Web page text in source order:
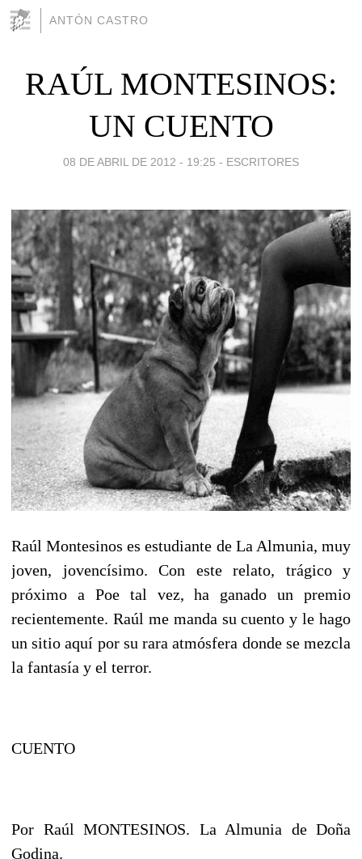
ANTÓN CASTRO
RAÚL MONTESINOS:
UN CUENTO
08 DE ABRIL DE 2012 - 19:25 - ESCRITORES
Raúl Montesinos es estudiante de La Almunia, muy
joven, jovencísimo. Con este relato, trágico y
próximo a Poe tal vez, ha ganado un premio
recientemente. Raúl me manda su cuento y le hago
un sitio aquí por su rara atmósfera donde se mezcla
la fantasía y el terror.
CUENTO
Por Raúl MONTESINOS. La Almunia de Doña
Godina.